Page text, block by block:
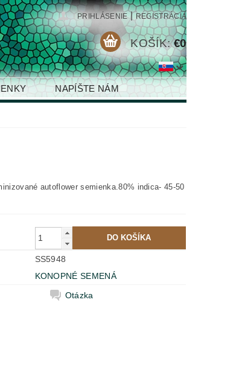
PRIHLÁSENIE | REGISTRÁCIA
KOŠÍK: €0
NAPÍŠTE NÁM
autoflower semienka.80% indica- 45-50
SS5948
KONOPNÉ SEMENÁ
Otázka